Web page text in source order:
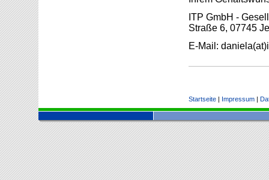
ITP GmbH -
Straße 6, 07745
E-Mail:
Startseite| Impressum|